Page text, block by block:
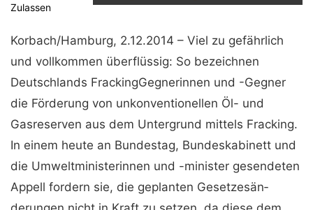
Zulassen
Korbach/Hamburg, 2.12.2014 – Viel zu gefährlich
und voll­kommen überflüssig: So bezeichnen
Deutschlands Fracking­Gegnerinnen und -Gegner
die Förderung von unkonventio­nellen Öl- und
Gasreserven aus dem Untergrund mittels Fracking.
In einem heute an Bundes­tag, Bundeskabinett und
die Umweltministe­rinnen und -minister gesendeten
Appell for­dern sie, die geplanten Gesetzesän­